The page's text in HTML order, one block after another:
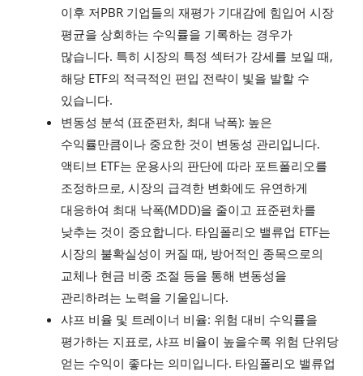
이후 저PBR 기업들의 재평가 기대감에 힘입어 시장
평균을 상회하는 수익률을 기록하는 경우가
많습니다. 특히 시장의 특정 섹터가 강세를 보일 때,
해당 ETF의 적극적인 편입 전략이 빛을 발할 수
있습니다.
변동성 분석 (표준편차, 최대 낙폭): 높은
수익률만큼이나 중요한 것이 변동성 관리입니다.
액티브 ETF는 운용사의 판단에 따라 포트폴리오를
조정하므로, 시장의 급격한 변화에도 유연하게
대응하여 최대 낙폭(MDD)을 줄이고 표준편차를
낮추는 것이 중요합니다. 타임폴리오 밸류업 ETF는
시장의 불확실성이 커질 때, 방어적인 종목으로의
교체나 현금 비중 조절 등을 통해 변동성을
관리하려는 노력을 기울입니다.
샤프 비율 및 트레이너 비율: 위험 대비 수익률을
평가하는 지표로, 샤프 비율이 높을수록 위험 단위당
얻는 수익이 좋다는 의미입니다. 타임폴리오 밸류업